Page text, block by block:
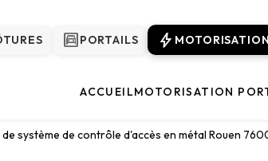
garagePORTAILS bolt MOTORISATION
ACCUEILMOTORISATION
système de contrôle d'accès en métal Rouen